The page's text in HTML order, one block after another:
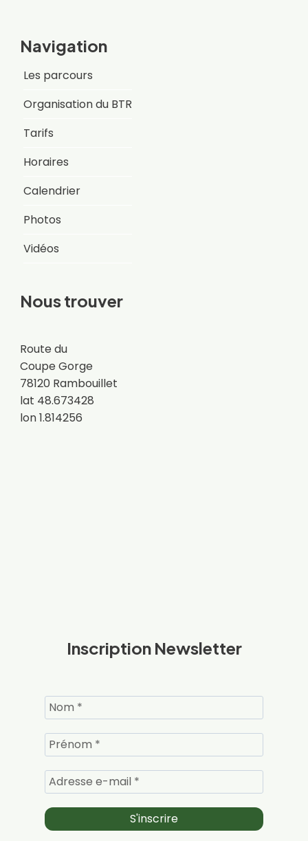
Navigation
Les parcours
Organisation du BTR
Tarifs
Horaires
Calendrier
Photos
Vidéos
Nous trouver
Route du
Coupe Gorge
78120 Rambouillet
lat 48.673428
lon 1.814256
Inscription Newsletter